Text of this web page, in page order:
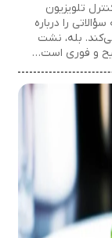
تلویزیون
را درباره
بله، نشت
و فوری است…